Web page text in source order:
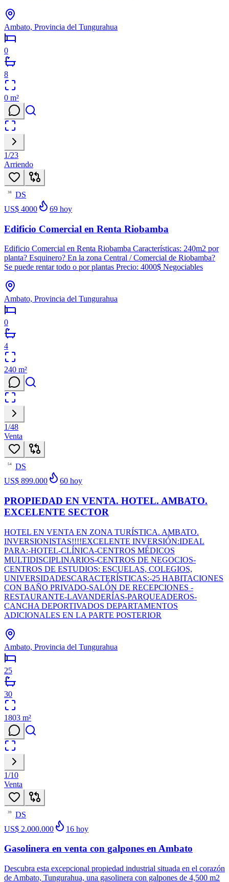
Ambato, Provincia del Tungurahua
0
8
0 m²
1/23
Arriendo
38
DS
US$ 4000
69 hoy
Edificio Comercial en Renta Riobamba
Edificio Comercial en Renta Riobamba Características: 240m2 por
planta? Esquinero? En la zona Central / Comercial de Riobamba?
Se puede rentar todo o por plantas Precio: 4000$ Negociables
Ambato, Provincia del Tungurahua
0
4
240 m²
1/48
Venta
54
DS
US$ 899.000
60 hoy
PROPIEDAD EN VENTA. HOTEL. AMBATO.
EXCELENTE SECTOR
HOTEL EN VENTA EN ZONA TURÍSTICA. AMBATO.
INVERSIONISTAS!!!!EXCELENTE INVERSIÓN:IDEAL
PARA:-HOTEL-CLÍNICA-CENTROS MÉDICOS
MULTIDISCIPLINARIOS-CENTROS DE NEGOCIOS-
CENTROS DE ESTUDIOS: ESCUELAS, COLEGIOS,
UNIVERSIDADESCARACTERÍSTICAS:-25 HABITACIONES
CON BAÑO PRIVADO-SALÓN DE RECEPCIONES -
RESTAURANTE-LAVANDERÍAS-PARQUEADEROS-
CANCHA DEPORTIVADOS DEPARTAMENTOS
ADICIONALES EN LA PARTE POSTERIOR
Ambato, Provincia del Tungurahua
25
30
1803 m²
1/10
Venta
39
DS
US$ 2.000.000
16 hoy
Gasolinera en venta con galpones en Ambato
Descubra esta excepcional propiedad industrial situada en el corazón
de Ambato, Tungurahua, una gasolinera con galpones de 4,500 m2